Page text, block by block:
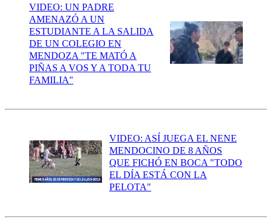
VIDEO: UN PADRE
AMENAZÓ A UN
ESTUDIANTE A LA SALIDA
DE UN COLEGIO EN
MENDOZA "TE MATÓ A
PIÑAS A VOS Y A TODA TU
FAMILIA"
VIDEO: ASÍ JUEGA EL NENE
MENDOCINO DE 8 AÑOS
QUE FICHÓ EN BOCA "TODO
EL DÍA ESTÁ CON LA
PELOTA"